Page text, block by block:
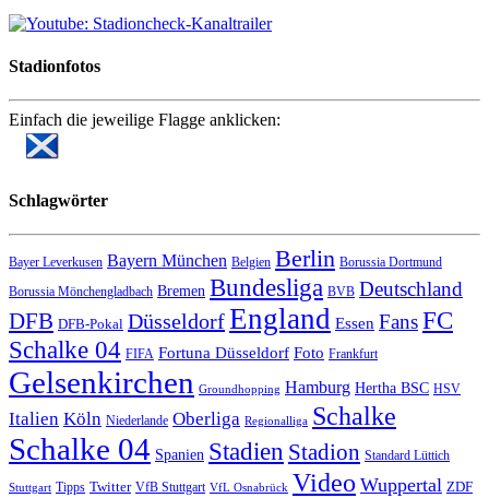
Stadionfotos
Einfach die jeweilige Flagge anklicken:
Schlagwörter
Bayer Leverkusen Bayern München Belgien Berlin Borussia Dortmund
Borussia Mönchengladbach Bremen Bundesliga BVB Deutschland
DFB DFB-Pokal DüsseldorfEngland Essen FansFC
Schalke 04 FIFA Fortuna Düsseldorf Foto Frankfurt
Gelsenkirchen Groundhopping Hamburg Hertha BSC HSV
Italien Köln Niederlande Oberliga Regionalliga Schalke
Schalke 04 Spanien Stadien Stadion Standard Lüttich
Stuttgart Tipps Twitter VfB Stuttgart VfL Osnabrück Video Wuppertal ZDF